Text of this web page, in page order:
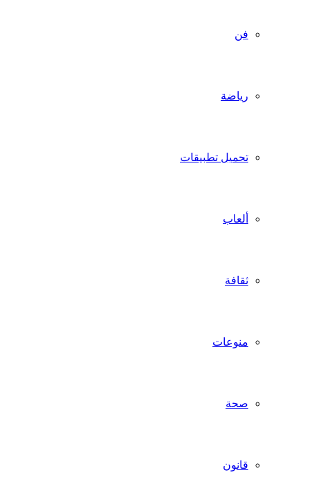
فن
رياضة
تحميل تطبيقات
ألعاب
ثقافة
منوعات
صحة
قانون